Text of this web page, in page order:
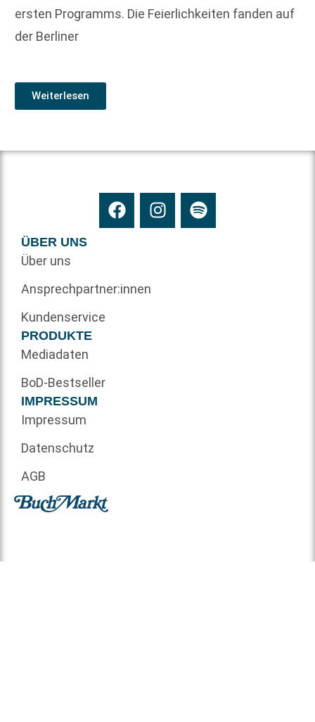
ersten Programms. Die Feierlichkeiten fanden auf
der Berliner
Weiterlesen
ÜBER UNS
Über uns
Ansprechpartner:innen
Kundenservice
PRODUKTE
Mediadaten
BoD-Bestseller
IMPRESSUM
Impressum
Datenschutz
AGB